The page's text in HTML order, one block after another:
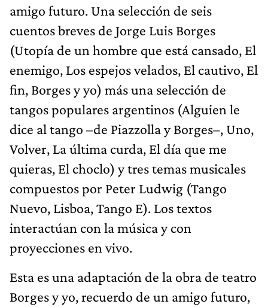
amigo futuro. Una selección de seis
cuentos breves de Jorge Luis Borges
(Utopía de un hombre que está cansado, El
enemigo, Los espejos velados, El cautivo, El
fin, Borges y yo) más una selección de
tangos populares argentinos (Alguien le
dice al tango –de Piazzolla y Borges–, Uno,
Volver, La última curda, El día que me
quieras, El choclo) y tres temas musicales
compuestos por Peter Ludwig (Tango
Nuevo, Lisboa, Tango E). Los textos
interactúan con la música y con
proyecciones en vivo.
Esta es una adaptación de la obra de teatro
Borges y yo, recuerdo de un amigo futuro,